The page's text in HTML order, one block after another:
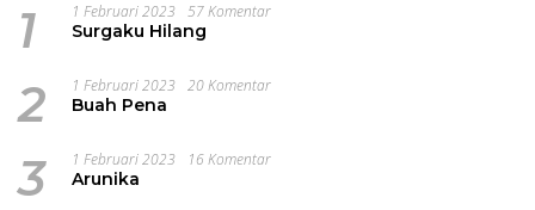
1 1 Februari 2023 57 Komentar
Surgaku Hilang
2 1 Februari 2023 20 Komentar
Buah Pena
3 1 Februari 2023 16 Komentar
Arunika